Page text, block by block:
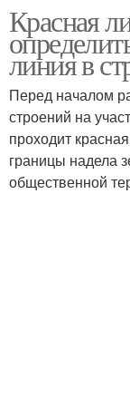
Красная
линия в
Перед началом
строений на
проходит
границы надела
общественной